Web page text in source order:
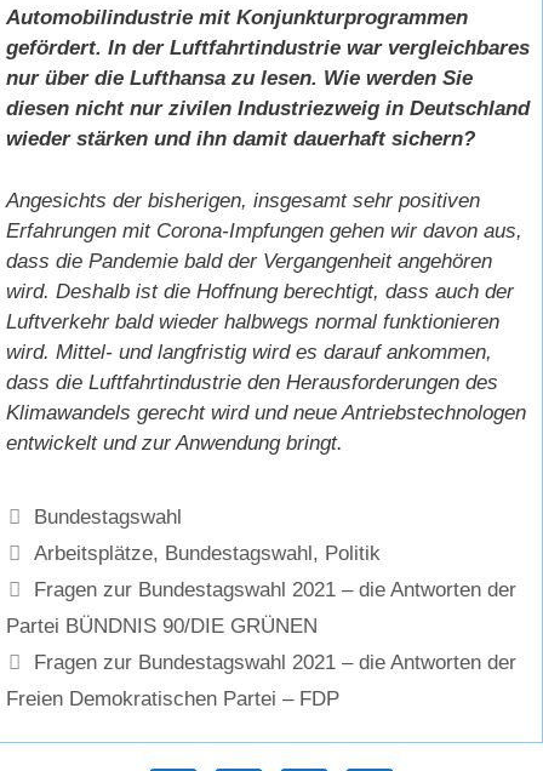
Automobilindustrie mit Konjunkturprogrammen
gefördert. In der Luftfahrtindustrie war vergleichbares
nur über die Lufthansa zu lesen. Wie werden Sie
diesen nicht nur zivilen Industriezweig in Deutschland
wieder stärken und ihn damit dauerhaft sichern?
Angesichts der bisherigen, insgesamt sehr positiven
Erfahrungen mit Corona-Impfungen gehen wir davon aus,
dass die Pandemie bald der Vergangenheit angehören
wird. Deshalb ist die Hoffnung berechtigt, dass auch der
Luftverkehr bald wieder halbwegs normal funktionieren
wird. Mittel- und langfristig wird es darauf ankommen,
dass die Luftfahrtindustrie den Herausforderungen des
Klimawandels gerecht wird und neue Antriebstechnologen
entwickelt und zur Anwendung bringt.
Kategorien
Bundestagswahl
Schlagwörter
Arbeitsplätze, Bundestagswahl, Politik
Fragen zur Bundestagswahl 2021 – die Antworten der
Partei BÜNDNIS 90/DIE GRÜNEN
Fragen zur Bundestagswahl 2021 – die Antworten der
Freien Demokratischen Partei – FDP